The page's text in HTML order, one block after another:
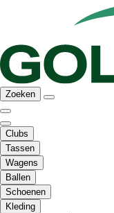
Zoeken
Clubs
Tassen
Wagens
Ballen
Schoenen
Kleding